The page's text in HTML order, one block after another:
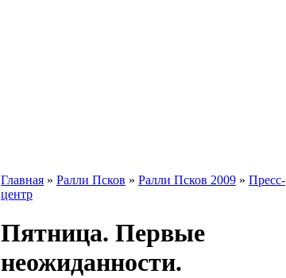
Главная » Ралли Псков » Ралли Псков 2009 » Пресс-
центр
Пятница. Первые
неожиданности.